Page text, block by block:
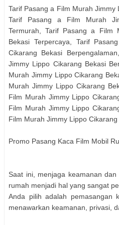
Tarif Pasang a Film Murah Jimmy
Tarif Pasang a Film Murah
Termurah, Tarif Pasang a Film
Bekasi Terpercaya, Tarif
Cikarang Bekasi
Jimmy Lippo Cikarang Bekasi
Murah Jimmy Lippo Cikarang
Murah Jimmy Lippo Cikarang
Film Murah Jimmy Lippo
Film Murah Jimmy Lippo
Film Murah Jimmy Lippo Cikarang
Promo Pasang Kaca Film Mobil
Saat ini, menjaga keamanan
rumah menjadi hal yang sangat
Anda pilih adalah pemasangan
menawarkan keamanan, privasi,